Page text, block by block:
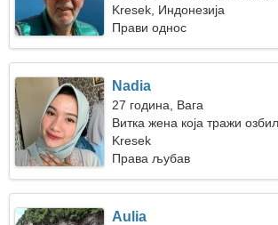
Kresek, Индонезија
Прави однос
Nadia
27 година, Вага
Витка жена која тражи
Kresek
Права љубав
Aulia